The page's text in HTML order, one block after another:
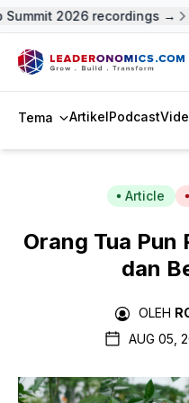
2026 recordings →
Tema ArtikelPodcast
Article
Orang Tua Pun
dan
OLEH
AUG 05,